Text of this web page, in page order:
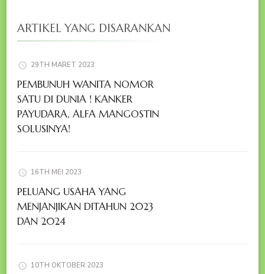
ARTIKEL YANG DISARANKAN
29TH MARET 2023
PEMBUNUH WANITA NOMOR
SATU DI DUNIA ! KANKER
PAYUDARA, ALFA MANGOSTIN
SOLUSINYA!
16TH MEI 2023
PELUANG USAHA YANG
MENJANJIKAN DITAHUN 2023
DAN 2024
10TH OKTOBER 2023